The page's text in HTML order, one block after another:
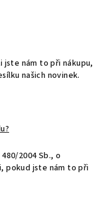
jste nám to při nákupu,
našich novinek.
2004 Sb., o
pokud jste nám to při